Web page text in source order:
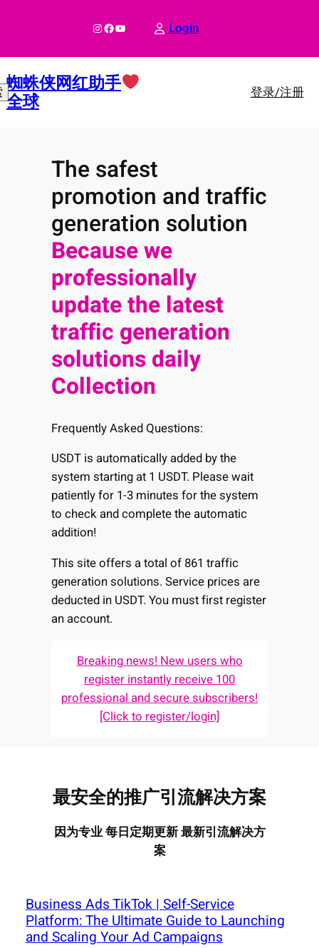
InstagramFacebook YouTube Login
蜘蛛侠网红助手
全球 登录/注册
The safest
promotion and traffic
generation solution
Because we
professionally
update the latest
traffic generation
solutions daily
Collection
Frequently Asked Questions:
USDT is automatically added by the
system starting at 1 USDT. Please wait
patiently for 1-3 minutes for the system
to check and complete the automatic
addition!
This site offers a total of 861 traffic
generation solutions. Service prices are
deducted in USDT. You must first register
an account.
Breaking news! New users who
register instantly receive 100
professional and secure subscribers!
[Click to register/login]
最安全的推广引流解决方案
因为专业 每日定期更新 最新引流解决方
案
Business Ads TikTok | Self-Service
Platform: The Ultimate Guide to Launching
and Scaling Your Ad Campaigns